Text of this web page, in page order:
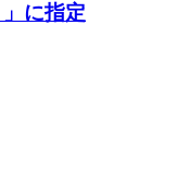
に指定